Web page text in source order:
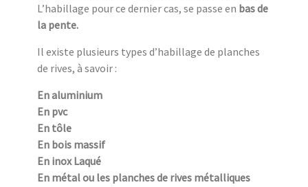
L’habillage pour ce dernier cas, se passe en bas de
la pente.
Il existe plusieurs types d’habillage de planches
de rives, à savoir :
En aluminium
En pvc
En tôle
En bois massif
En inox Laqué
En métal ou les planches de rives métalliques